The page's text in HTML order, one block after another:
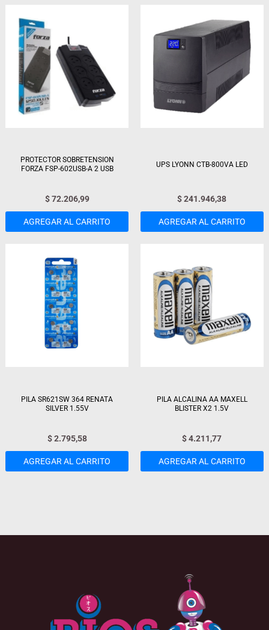
PROTECTOR SOBRETENSION
FORZA FSP-602USB-A 2 USB
$72.206,99
AGREGAR AL CARRITO
UPS LYONN CTB-800VA LED
$241.946,38
AGREGAR AL CARRITO
PILA SR621SW 364 RENATA
SILVER 1.55V
$2.795,58
AGREGAR AL CARRITO
PILA ALCALINA AA MAXELL
BLISTER X2 1.5V
$4.211,77
AGREGAR AL CARRITO